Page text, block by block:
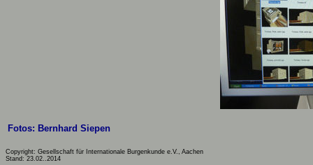
Fotos: Bernhard Siepen
Copyright: Gesellschaft für Internationale Burgenkunde e.V., Aachen
Stand: 23.02..2014